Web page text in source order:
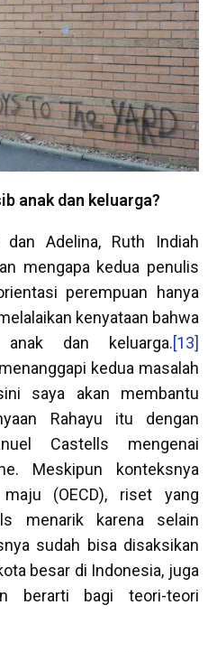
anak dan keluarga?
Adelina, Ruth Indiah
mengapa kedua penulis
perempuan hanya
kenyataan bahwa
anak dan keluarga.[13]
kedua masalah
saya akan membantu
Rahayu itu dengan
Castells mengenai
Meskipun konteksnya
maju (OECD), riset yang
menarik karena selain
sudah bisa disaksikan
besar di Indonesia, juga
berarti bagi teori-teori